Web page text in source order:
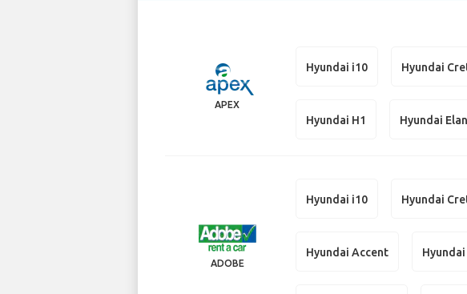
APEX
Hyundai i10 Hyundai
Hyundai H1 Hyundai
ADOBE
Hyundai i10 Hyundai
Hyundai Accent